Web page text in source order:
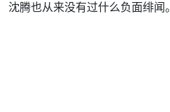
沈腾也从来没有过什么负面绯闻。